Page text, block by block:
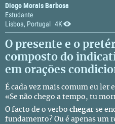
Diogo Morais Barbosa
Estudante
Lisboa, Portugal 4K
O presente e o
composto do
em orações
É cada vez mais comum eu ler
«Se não chego a tempo, tu
O facto de o verbo chegar se
fundamento? Ou é apenas